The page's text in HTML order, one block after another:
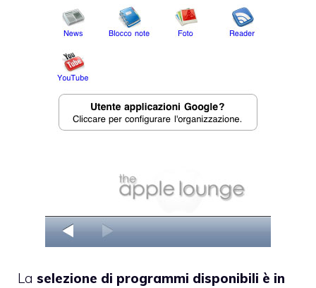
La selezione di programmi disponibili è in